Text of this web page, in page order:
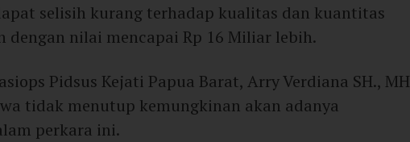
selisih kurang terhadap kualitas dan kuantitas
dengan nilai mencapai Rp 16 Miliar lebih.
Pidsus Kejati Papua Barat, Arry Verdiana SH., MH
tidak menutup kemungkinan akan adanya
perkara ini.